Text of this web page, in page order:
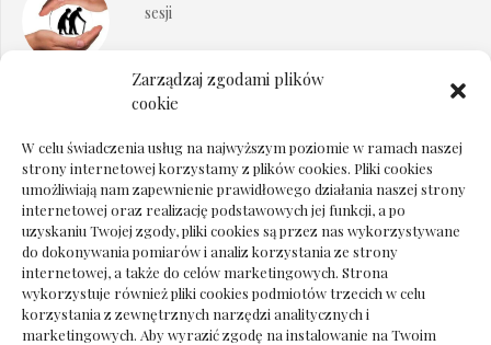
Zarządzaj zgodami plików
cookie
W celu świadczenia usług na najwyższym poziomie w ramach naszej
strony internetowej korzystamy z plików cookies. Pliki cookies
umożliwiają nam zapewnienie prawidłowego działania naszej strony
internetowej oraz realizację podstawowych jej funkcji, a po
uzyskaniu Twojej zgody, pliki cookies są przez nas wykorzystywane
do dokonywania pomiarów i analiz korzystania ze strony
internetowej, a także do celów marketingowych. Strona
wykorzystuje również pliki cookies podmiotów trzecich w celu
korzystania z zewnętrznych narzędzi analitycznych i
marketingowych. Aby wyrazić zgodę na instalowanie na Twoim
sesji
Dokumenty do odbioru przy zmianie biura
Deska podłogowa do salonu: jak wybrać bez
pośpiechu